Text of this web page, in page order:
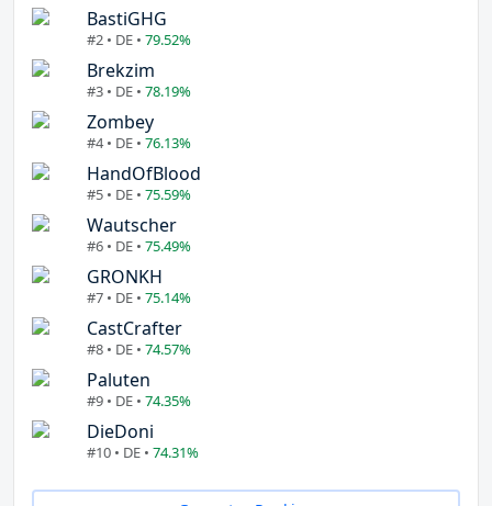
BastiGHG
#2 • DE • 79.52%
Brekzim
#3 • DE • 78.19%
Zombey
#4 • DE • 76.13%
HandOfBlood
#5 • DE • 75.59%
Wautscher
#6 • DE • 75.49%
GRONKH
#7 • DE • 75.14%
CastCrafter
#8 • DE • 74.57%
Paluten
#9 • DE • 74.35%
DieDoni
#10 • DE • 74.31%